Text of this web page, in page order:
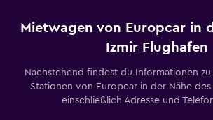
Mietwagen von Europcar in
Izmir Flughafen
Nachstehend findest du Informationen
Stationen von Europcar in der Nähe des
einschließlich Adresse und